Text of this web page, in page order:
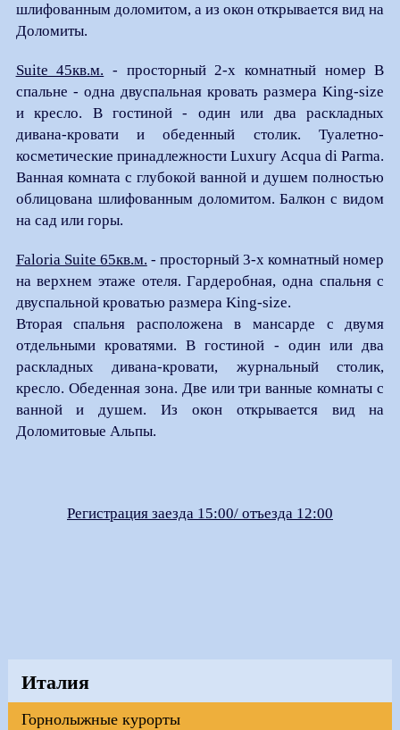
шлифованным доломитом, а из окон открывается вид на
Доломиты.
Suite 45кв.м. - просторный 2-х комнатный номер В
спальне - одна двуспальная кровать размера King-size
и кресло. В гостиной - один или двараскладных
дивана-кровати и обеденный столик. Туалетно-
косметические принадлежности Luxury Acqua di Parma.
Ванная комната с глубокой ванной и душем полностью
облицована шлифованным доломитом. Балкон с видом
на сад или горы.
Faloria Suite 65кв.м. - просторный 3-х комнатный номер
на верхнем этаже отеля. Гардеробная, одна спальня с
двуспальной кроватью размера King-size.
Вторая спальня расположена в мансарде с двумя
отдельными кроватями. В гостиной - один или два
раскладных дивана-кровати, журнальный столик,
кресло. Обеденная зона. Две или три ванные комнаты с
ванной и душем. Из окон открывается вид на
Доломитовые Альпы.
Регистрация заезда 15:00/ отъезда 12:00
Италия
Горнолыжные курорты